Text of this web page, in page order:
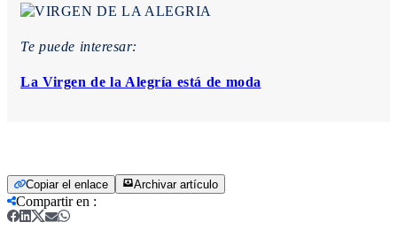
Te puede interesar:
La Virgen de la Alegría está de moda
Copiar el enlace Archivar artículo
Compartir en :